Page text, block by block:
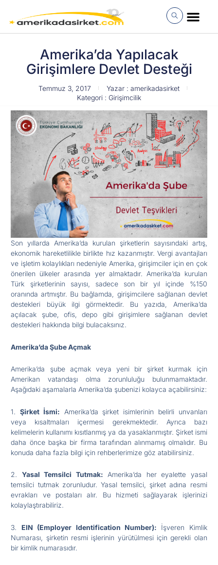
atla
Amerika’da Yapılacak
Girişimlere Devlet Desteği
Temmuz 3, 2017 Yazar : amerikadasirket
Kategori : Girişimcilik
Son yıllarda Amerika’da kurulan şirketlerin sayısındaki artış,
ekonomik hareketlilikle birlikte hız kazanmıştır. Vergi avantajları
ve işletim kolaylıkları nedeniyle Amerika, girişimciler için en çok
önerilen ülkeler arasında yer almaktadır. Amerika’da kurulan
Türk şirketlerinin sayısı, sadece son bir yıl içinde %150
oranında artmıştır. Bu bağlamda, girişimcilere sağlanan devlet
destekleri büyük ilgi görmektedir. Bu yazıda, Amerika’da
açılacak şube, ofis, depo gibi girişimlere sağlanan devlet
destekleri hakkında bilgi bulacaksınız.
Amerika’da Şube Açmak
Amerika’da şube açmak veya yeni bir şirket kurmak için
Amerikan vatandaşı olma zorunluluğu bulunmamaktadır.
Aşağıdaki aşamalarla Amerika’da şubenizi kolayca açabilirsiniz:
1.Şirket İsmi: Amerika’da şirket isimlerinin belirli unvanları
veya kısaltmaları içermesi gerekmektedir. Ayrıca bazı
kelimelerin kullanımı kısıtlanmış ya da yasaklanmıştır. Şirket ismi
daha önce başka bir firma tarafından alınmamış olmalıdır. Bu
konuda daha fazla bilgi için rehberlerimize göz atabilirsiniz.
2. Yasal Temsilci Tutmak: Amerika’da her eyalette yasal
temsilci tutmak zorunludur. Yasal temsilci, şirket adına resmi
evrakları ve postaları alır. Bu hizmeti sağlayarak işlerinizi
kolaylaştırabiliriz.
3. EIN (Employer Identification Number): İşveren Kimlik
Numarası, şirketin resmi işlerinin yürütülmesi için gerekli olan
bir kimlik numarasıdır.